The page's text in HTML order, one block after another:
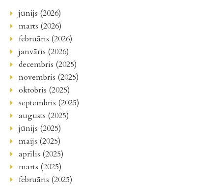
jūnijs (2026)
marts (2026)
februāris (2026)
janvāris (2026)
decembris (2025)
novembris (2025)
oktobris (2025)
septembris (2025)
augusts (2025)
jūnijs (2025)
maijs (2025)
aprīlis (2025)
marts (2025)
februāris (2025)